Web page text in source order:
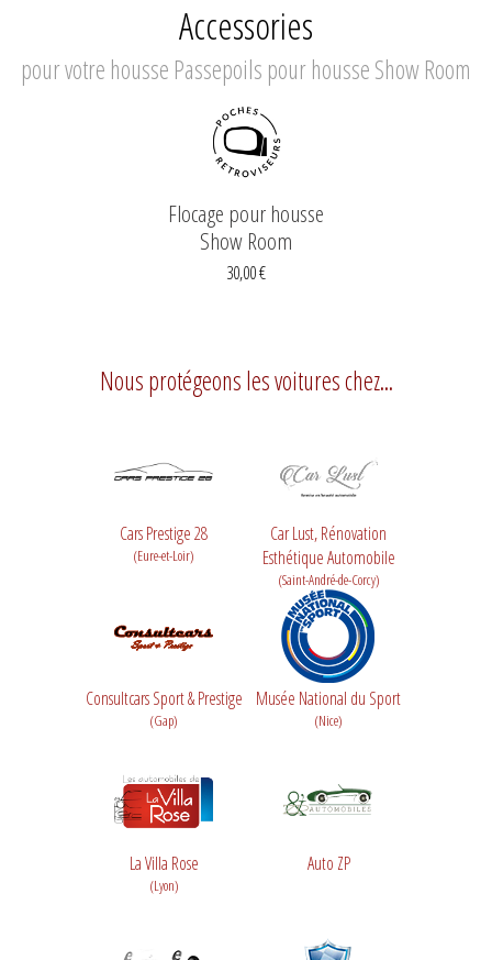
Accessories
pour votre housse Passepoils pour housse Show Room
Flocage pour housse
Show Room
30,00 €
Nous protégeons les voitures chez...
Cars Prestige 28
(Eure-et-Loir)
Car Lust, Rénovation
Esthétique Automobile
(Saint-André-de-Corcy)
Consultcars Sport & Prestige
(Gap)
Musée National du Sport
(Nice)
La Villa Rose
(Lyon)
Auto ZP